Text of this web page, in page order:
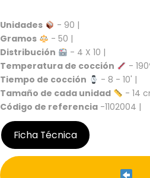
Unidades
- 90 |
Gramos
- 50 |
Distribución
- 4 X 10 |
Temperatura de cocción
-
Tiempo de cocción
- 8 - 10' |
Tamaño de cada unidad
- 14
Código de referencia -1102004 |
Ficha Técnica